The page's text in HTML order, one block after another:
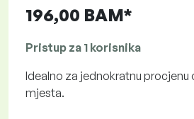
196,00 BAM*
Pristup za 1 korisnika
Idealno za jednokratnu procjenu
mjesta.